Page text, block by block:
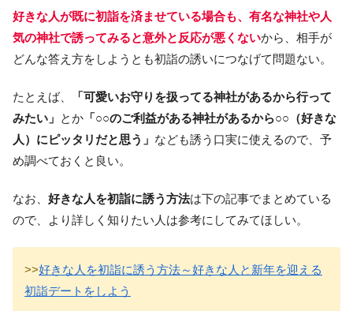
好きな人が既に初詣を済ませている場合も、有名な神社や人
気の神社で誘ってみると意外と反応が悪くないから、相手が
どんな答え方をしようとも初詣の誘いにつなげて問題ない。
たとえば、
「可愛いお守りを扱ってる神社があるから行って
みたい」 とか 「○○のご利益がある神社があるから○○（好きな
人）にピッタリだと思う」 なども誘う口実に使えるので、予
め調べておくと良い。
なお、 好きな人を初詣に誘う方法は下の記事でまとめている
ので、より詳しく知りたい人は参考にしてみてほしい。
>>好きな人を初詣に誘う方法～好きな人と新年を迎える
初詣デートをしよう